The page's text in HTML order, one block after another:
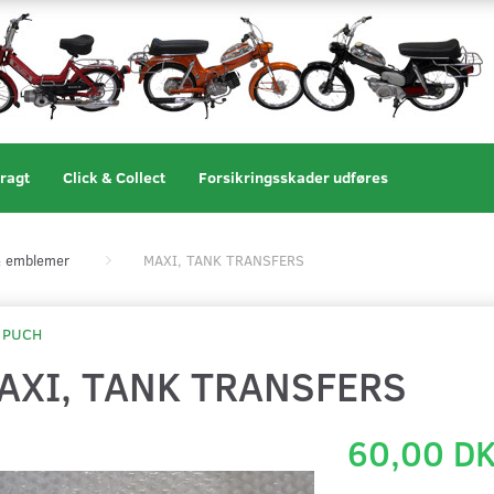
Click & Collect Forsikringsskader udføres
MAXI, TANK TRANSFERS
PUCH
TANK TRANSFERS
60,00